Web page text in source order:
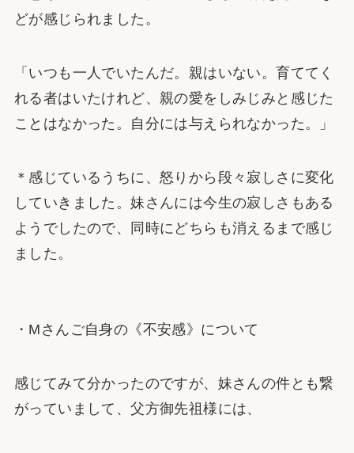
どが感じられました。
「いつも一人でいたんだ。親はいない。育ててく
れる者はいたけれど、親の愛をしみじみと感じた
ことはなかった。自分には与えられなかった。」
＊感じているうちに、怒りから段々寂しさに変化
していきました。妹さんには今生の寂しさもある
ようでしたので、同時にどちらも消えるまで感じ
ました。
・Mさんご自身の《不安感》について
感じてみて分かったのですが、妹さんの件とも繋
がっていまして、父方御先祖様には、